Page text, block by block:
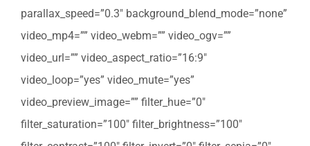
parallax_speed=”0.3″ background_blend_mode=”none”
video_mp4=”” video_webm=”” video_ogv=””
video_url=”” video_aspect_ratio=”16:9″
video_loop=”yes” video_mute=”yes”
video_preview_image=”” filter_hue=”0″
filter_saturation=”100″ filter_brightness=”100″